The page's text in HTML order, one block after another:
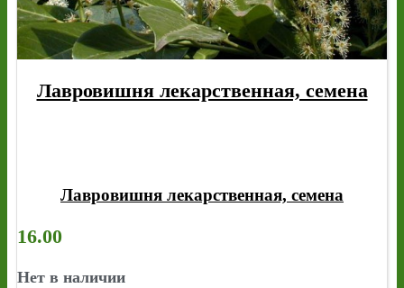
Лавровишня лекарственная, семена
Лавровишня лекарственная, семена
16.00
Нет в наличии